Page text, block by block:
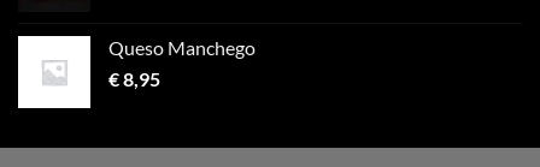
Queso Manchego
€8,95